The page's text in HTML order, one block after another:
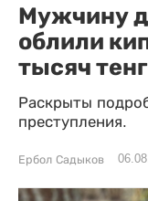
Мужчину
облили
тысяч
Раскрыты
преступления.
Ербол Садыков